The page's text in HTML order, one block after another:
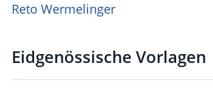
Reto Wermelinger
Eidgenössische Vorlagen